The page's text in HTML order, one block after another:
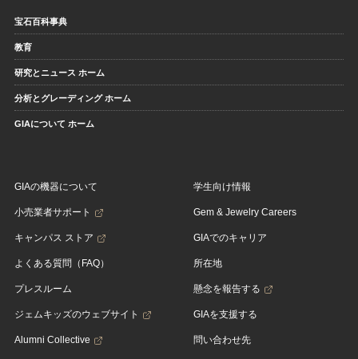
宝石百科事典
教育
研究とニュース ホーム
分析とグレーディング ホーム
GIAについて ホーム
GIAの機器について
小売業者サポート
キャンパス ストア
よくある質問（FAQ）
プレスルーム
ジェムキッズのウェブサイト
Alumni Collective
学生向け情報
Gem & Jewelry Careers
GIAでのキャリア
所在地
懸念を報告する
GIAを支援する
問い合わせ先